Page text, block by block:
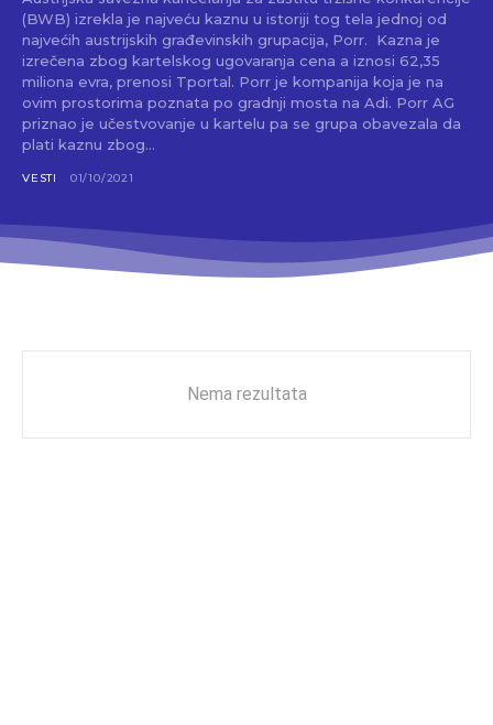
(BWB) izrekla je najveću kaznu u istoriji tog tela jednoj od
najvećih austrijskih građevinskih grupacija, Porr. Kazna je
izrečena zbog kartelskog ugovaranja cena a iznosi 62,35
miliona evra, prenosi Tportal. Porr je kompanija koja je na
ovim prostorima poznata po gradnji mosta na Adi. Porr AG
priznao je učestvovanje u kartelu pa se grupa obavezala da
plati kaznu zbog...
VESTI 01/10/2021
Nema rezultata